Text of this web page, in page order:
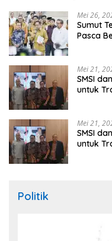
Mei 26,
Sumut
Pasca
Mei 21,
SMSI
untuk
Mei 21,
SMSI
untuk
Politik